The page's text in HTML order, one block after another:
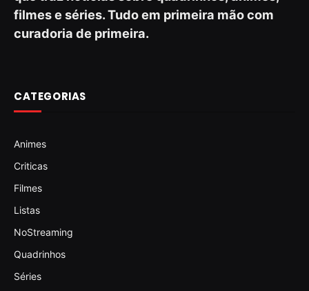
filmes e séries. Tudo em primeira mão com
curadoria de primeira.
CATEGORIAS
Animes
Criticas
Filmes
Listas
NoStreaming
Quadrinhos
Séries